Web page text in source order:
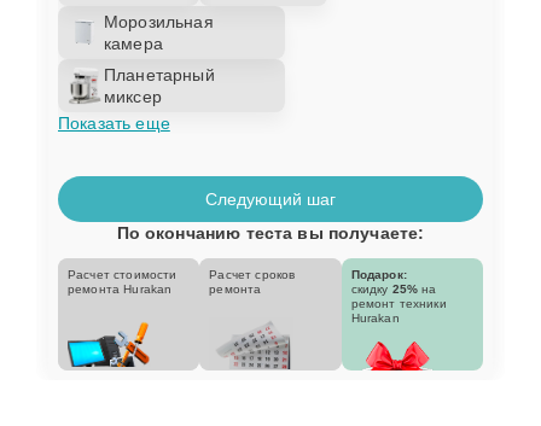
Морозильная
камера
Планетарный
миксер
Показать еще
Следующий шаг
По окончанию теста вы получаете:
Расчет стоимости
ремонта Hurakan
Расчет сроков
ремонта
Подарок:
скидку 25% на
ремонт техники
Hurakan